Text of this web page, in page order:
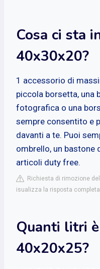
Cosa ci sta
40x30x20?
1 accessorio di
piccola borsetta, una
fotografica o una
sempre consentito e
davanti a te. Puoi
ombrello, un bastone
articoli duty free.
Richiesta di rimozione
isualizza la risposta
Quanti litri
40x20x25?